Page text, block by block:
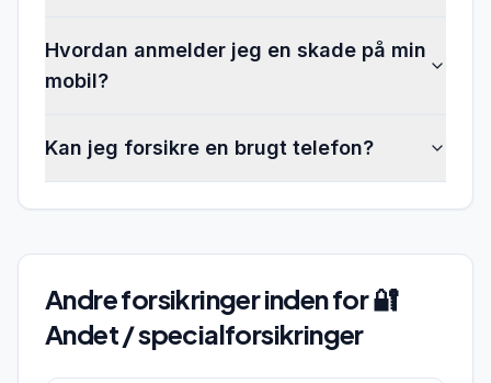
Hvordan anmelder jeg en skade på min
mobil?
Kan jeg forsikre en brugt telefon?
Andre forsikringer inden for🔐
Andet / specialforsikringer